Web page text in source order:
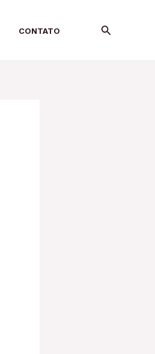
CONTATO Search